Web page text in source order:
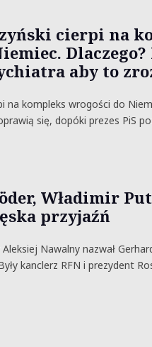
cierpi na
Dlaczego?
aby to
na kompleks wrogości do
się, dopóki prezes PiS
Władimir
przyjaźń
Nawalny nazwał
kanclerz RFN i prezydent